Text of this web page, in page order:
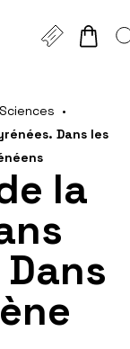
pied
de
page
du
Dans les
la